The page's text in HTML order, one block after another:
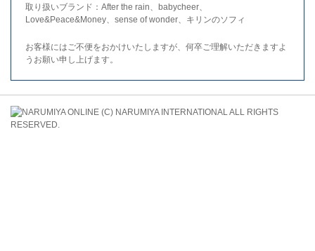
取り扱いブランド：After the rain、babycheer、
Love&Peace&Money、sense of wonder、キリンのソフィ
お客様にはご不便をおかけいたしますが、何卒ご理解いただきますよ
うお願い申し上げます。